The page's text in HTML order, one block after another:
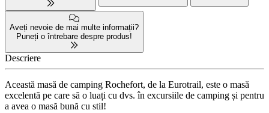
Aveți nevoie de mai multe informații?
Puneți o întrebare despre produs!
Descriere
Această masă de camping Rochefort, de la Eurotrail, este o masă
excelentă pe care să o luați cu dvs. în excursiile de camping și pentru
a avea o masă bună cu stil!